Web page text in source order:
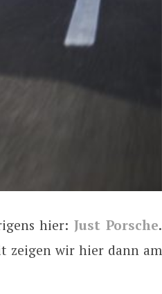
hier:Just Porsche.
zeigen wir hier dann am